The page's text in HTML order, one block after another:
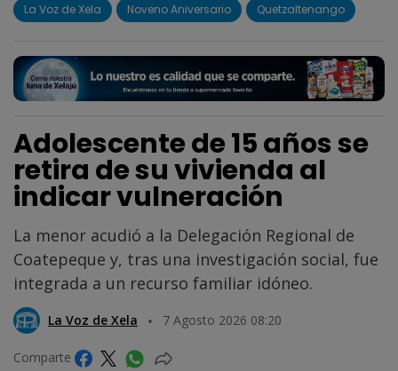
La Voz de Xela Noveno Aniversario Quetzaltenango
Adolescente de 15 años se
retira de su vivienda al
indicar vulneración
La menor acudió a la Delegación Regional de
Coatepeque y, tras una investigación social, fue
integrada a un recurso familiar idóneo.
La Voz de Xela 7 Agosto 2026 08:20
Comparte